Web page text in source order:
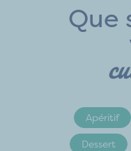
Que
Apéritif
Dessert